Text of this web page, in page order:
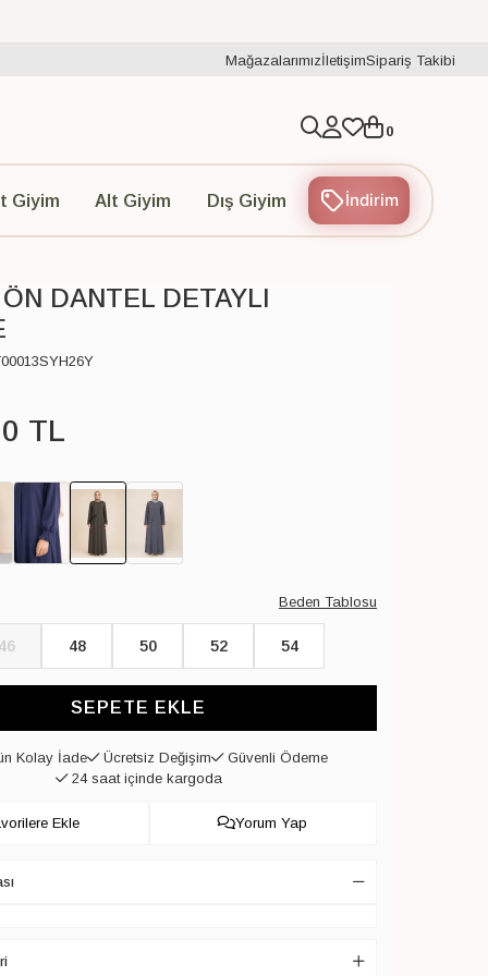
MağazalarımızİletişimSipariş Takibi
0
Giyim Alt Giyim Dış Giyim İndirim
DANTEL DETAYLI
TL
Beden Tablosu
46 48 50 52 54
SEPETE EKLE
Kolay İade Ücretsiz Değişim
Güvenli Ödeme
24 saat içinde kargoda
Ekle Yorum Yap